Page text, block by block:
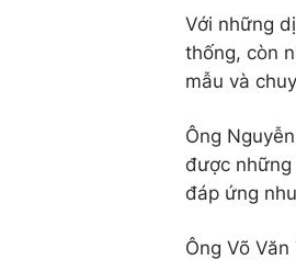
Với những
thống, còn
mẫu và
Ông
được
đáp ứng
Ông Võ